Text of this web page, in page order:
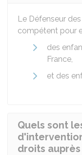
Le Défenseur
compétent pour
des
France,
et des
Quels sont
droits